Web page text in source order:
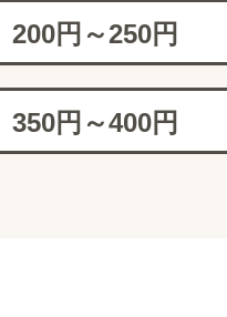
200円～250円
350円～400円